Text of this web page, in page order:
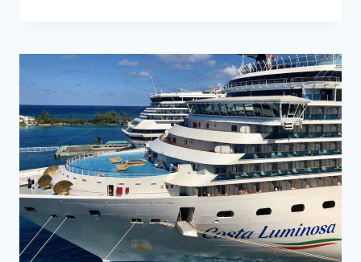
OG
ALL-
INCLUSIVE
CRUISE